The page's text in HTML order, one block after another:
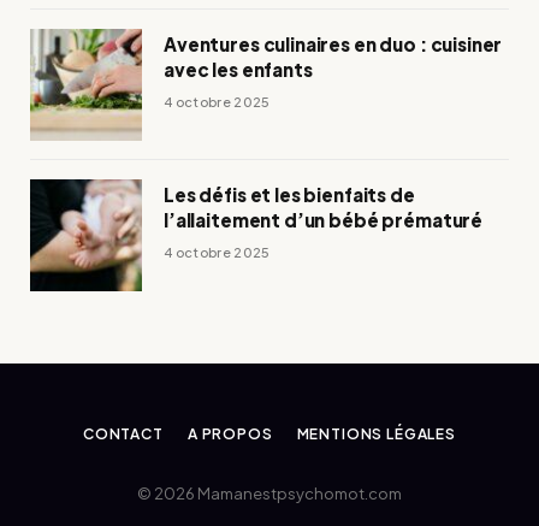
Aventures culinaires en duo : cuisiner
avec les enfants
4 octobre 2025
Les défis et les bienfaits de
l’allaitement d’un bébé prématuré
4 octobre 2025
CONTACT A PROPOS MENTIONS LÉGALES
© 2026 Mamanestpsychomot.com